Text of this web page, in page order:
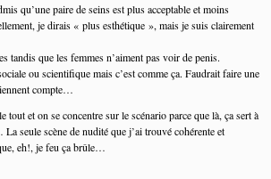
qu’une paire de seins est plus acceptable et moins
je dirais « plus esthétique », mais je suis clairement
tandis que les femmes n’aiment pas voir de penis.
ou scientifique mais c’est comme ça. Faudrait faire une
compte…
et on se concentre sur le scénario parce que là, ça sert à
seule scène de nudité que j’ai trouvé cohérente et
eh!, je feu ça brûle…